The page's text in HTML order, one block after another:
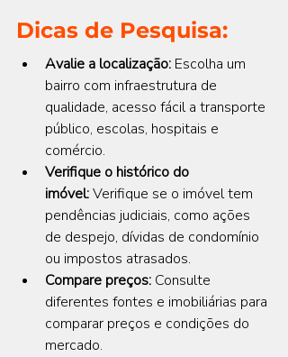
Dicas de Pesquisa:
Avalie a localização: Escolha um
bairro com infraestrutura de
qualidade, acesso fácil a transporte
público, escolas, hospitais e
comércio.
Verifique o histórico do
imóvel: Verifique se o imóvel tem
pendências judiciais, como ações
de despejo, dívidas de condomínio
ou impostos atrasados.
Compare preços: Consulte
diferentes fontes e imobiliárias para
comparar preços e condições do
mercado.